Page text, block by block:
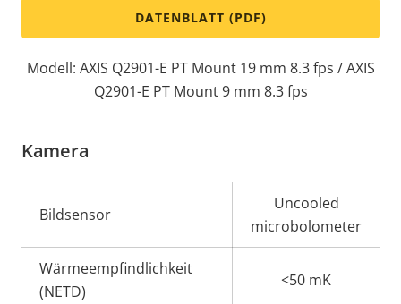
DATENBLATT (PDF)
Modell: AXIS Q2901-E PT Mount 19 mm 8.3 fps / AXIS
Q2901-E PT Mount 9 mm 8.3 fps
Kamera
Eigentumswert
Bildsensor
Uncooled
microbolometer
Wärmeempfindlichkeit
(NETD)
<50 mK